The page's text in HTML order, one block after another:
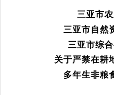
三亚市
三亚市自然
三亚市综
关于严禁在耕
多年生非粮